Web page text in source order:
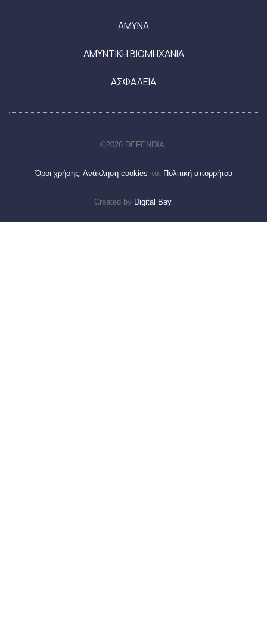
ΑΜΥΝΑ
ΑΜΥΝΤΙΚΗ ΒΙΟΜΗΧΑΝΙΑ
ΑΣΦΑΛΕΙΑ
©2026 DEFENDIA.
Όροι χρήσης, Ανάκληση cookies και Πολιτική απορρήτου
Created by Digital Bay.